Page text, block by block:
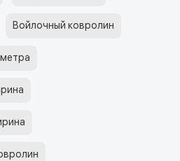
Войлочный ковролин